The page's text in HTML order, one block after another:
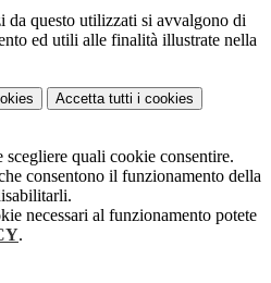
da questo utilizzati si avvalgono di
ed utili alle finalità illustrate nella
Accetta tutti i cookies
scegliere quali cookie consentire.
consentono il funzionamento della
necessari al funzionamento potete
.